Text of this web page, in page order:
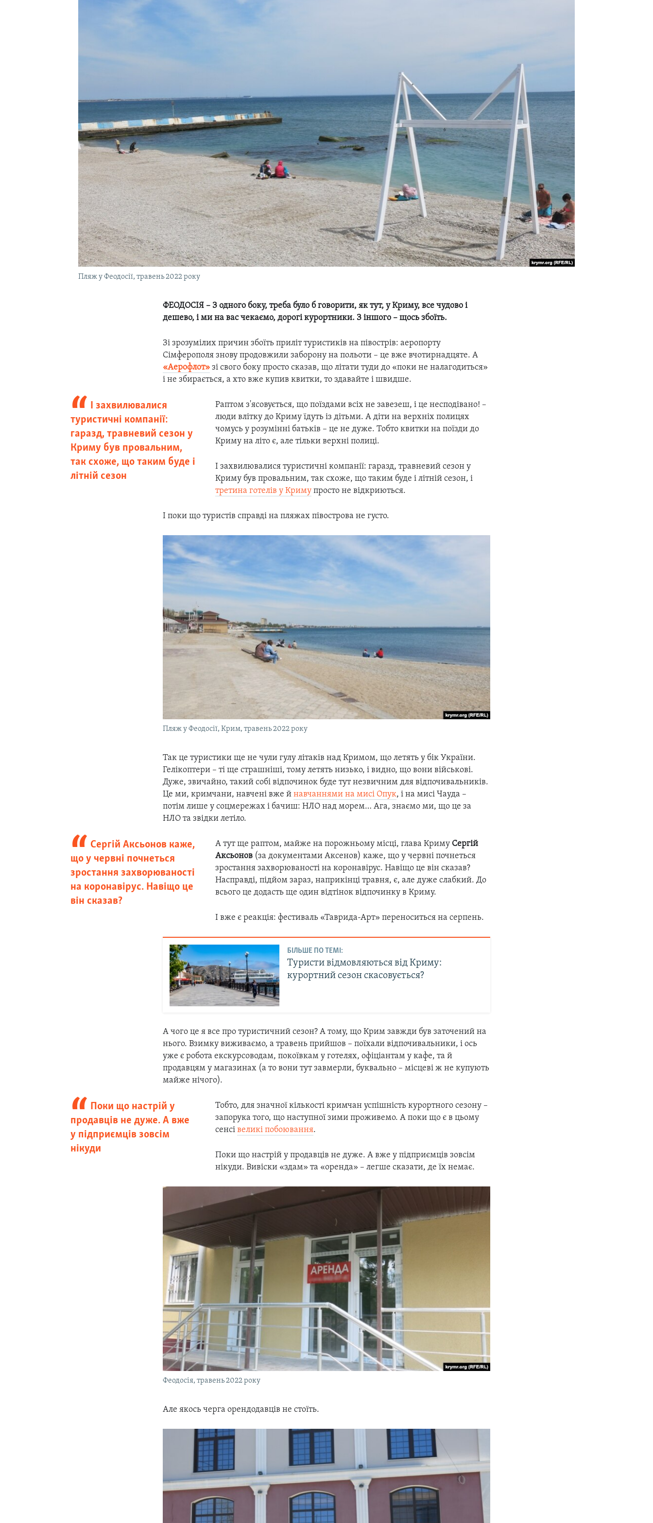
Пляж у Феодосії, травень 2022 року
ФЕОДОСІЯ – З одного боку, треба було б говорити, як тут, у Криму, все чудово і
дешево, і ми на вас чекаємо, дорогі курортники. З іншого – щось збоїть.
Зі зрозумілих причин збоїть приліт туристиків на півострів: аеропорту
Сімферополя знову продовжили заборону на польоти – це вже вчотирнадцяте. А
«Аерофлот» зі свого боку просто сказав, що літати туди до «поки не налагодиться»
і не збирається, а хто вже купив квитки, то здавайте і швидше.
І захвилювалися
туристичні компанії:
гаразд, травневий сезон у
Криму був провальним,
так схоже, що таким буде і
літній сезон
Раптом з'ясовується, що поїздами всіх не завезеш, і це несподівано! –
люди влітку до Криму їдуть із дітьми. А діти на верхніх полицях
чомусь у розумінні батьків – це не дуже. Тобто квитки на поїзди до
Криму на літо є, але тільки верхні полиці.
І захвилювалися туристичні компанії: гаразд, травневий сезон у
Криму був провальним, так схоже, що таким буде і літній сезон, і
третина готелів у Кримупросто не відкриються.
І поки що туристів справді на пляжах півострова не густо.
Пляж у Феодосії, Крим, травень 2022 року
Так це туристики ще не чули гулу літаків над Кримом, що летять у бік України.
Гелікоптери – ті ще страшніші, тому летять низько, і видно, що вони військові.
Дуже, звичайно, такий собі відпочинок буде тут незвичним для відпочивальників.
Це ми, кримчани, навчені вже йнавчаннями на мисі Опук, і на мисі Чауда –
потім лише у соцмережах і бачиш: НЛО над морем… Ага, знаємо ми, що це за
НЛО та звідки летіло.
Сергій Аксьонов каже,
що у червні почнеться
зростання захворюваності
на коронавірус. Навіщо це
він сказав?
А тут ще раптом, майже на порожньому місці, глава Криму Сергій
Аксьонов(за документами Аксенов) каже, що у червні почнеться
зростання захворюваності на коронавірус. Навіщо це він сказав?
Насправді, підйом зараз, наприкінці травня, є, але дуже слабкий. До
всього це додасть ще один відтінок відпочинку в Криму.
І вже є реакція: фестиваль «Таврида-Арт» переноситься на серпень.
БІЛЬШЕ ПО ТЕМІ:
Туристи відмовляються від Криму:
курортний сезон скасовується?
А чого це я все про туристичний сезон? А тому, що Крим завжди був заточений на
нього. Взимку виживаємо, а травень прийшов – поїхали відпочивальники, і ось
уже є робота екскурсоводам, покоївкам у готелях, офіціантам у кафе, та й
продавцям у магазинах (а то вони тут завмерли, буквально – місцеві ж не купують
майже нічого).
Поки що настрій у
продавців не дуже. А вже
у підприємців зовсім
нікуди
Тобто, для значної кількості кримчан успішність курортного сезону –
запорука того, що наступної зими проживемо. А поки що є в цьому
сенсі великі побоювання.
Поки що настрій у продавців не дуже. А вже у підприємців зовсім
нікуди. Вивіски «здам» та «оренда» – легше сказати, де їх немає.
Феодосія, травень 2022 року
Але якось черга орендодавців не стоїть.